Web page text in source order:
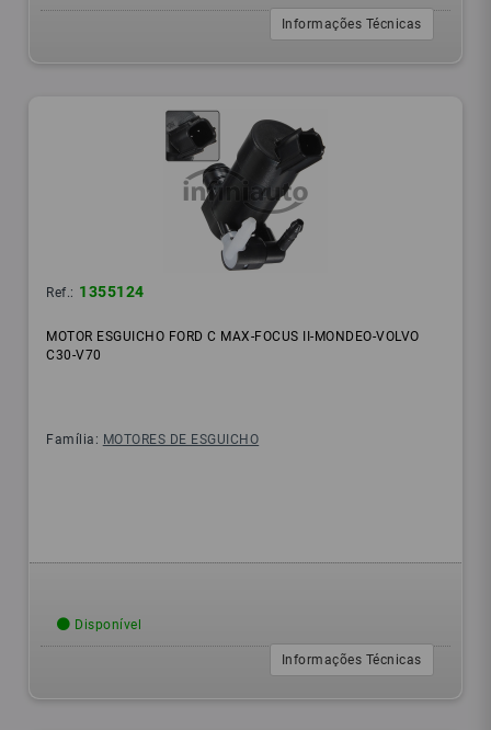
Informações Técnicas
Ref.: 1355124
MOTOR ESGUICHO FORD C MAX-FOCUS II-MONDEO-VOLVO
C30-V70
Família: MOTORES DE ESGUICHO
Disponível
Informações Técnicas